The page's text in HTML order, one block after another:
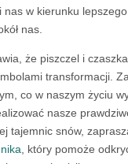
nas w kierunku
nas.
że piszczel i
transformacji.
co w naszym życiu
nasze
tajemnic snów,
, który pomoże